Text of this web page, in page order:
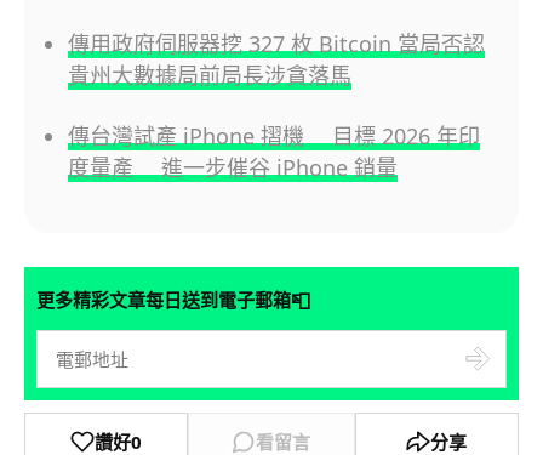
傳用政府伺服器挖 327 枚 Bitcoin 當局否認
貴州大數據局前局長涉貪落馬
傳台灣試產 iPhone 摺機 目標 2026 年印
度量產 進一步催谷 iPhone 銷量
更多精彩文章每日送到電子郵箱📮
讚好0 看留言 分享